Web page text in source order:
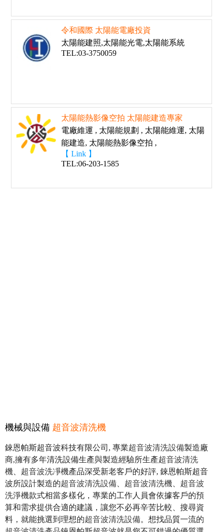
令和國際 太陽能電廠投資
太陽能建照,太陽能光電,太陽能系統
TEL:03-3750059
太陽能熱影像空拍 太陽能建造專家
電廠維運 , 太陽能規劃 , 太陽能維運, 太陽
能建造, 太陽能熱影像空拍 ,
【 Link 】
TEL:06-203-1585
機械與設備 超音波清洗機
錸恩帕斯超音波科技有限公司, 專業超音波清洗設備製造廠
商,擁有多年清洗設備生產與製造經驗所生產超音波清洗
機
超音波洗凈機產品深受新老客戶的好評, 錸恩帕斯超音
波所設計製造的超音波清洗設備 超音波清洗機
超音波
洗淨機款式相當多樣化，專業的工作人員會依據客戶的預
算和需求提供合適的建議，讓您不必再辛苦比較、搜尋資
料，就能挑選到理想的超音波清洗設備。想找品質一流的